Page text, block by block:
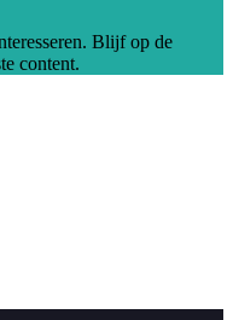
Blijf op de
content.